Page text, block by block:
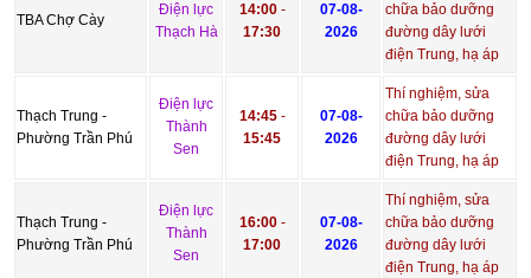
TBA Chợ Cày
Điện lực
Thạch Hà
14:00-
17:30
07-08-
2026
chữa bảo dưỡng
đường dây lưới
điện Trung, hạ áp
Thạch Trung -
Phường Trần Phú
Điện lực
Thành
Sen
14:45-
15:45
07-08-
2026
Thí nghiệm, sửa
chữa bảo dưỡng
đường dây lưới
điện Trung, hạ áp
Thạch Trung -
Phường Trần Phú
Điện lực
Thành
Sen
16:00-
17:00
07-08-
2026
Thí nghiệm, sửa
chữa bảo dưỡng
đường dây lưới
điện Trung, hạ áp